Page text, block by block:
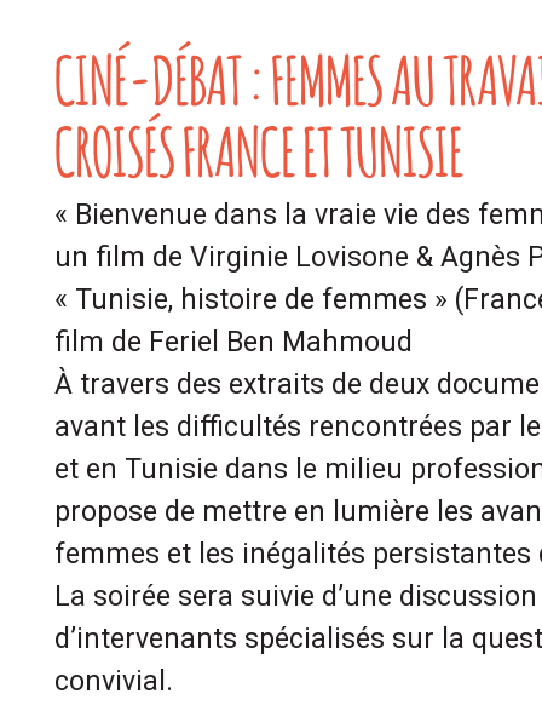
CINÉ-DÉBAT : FEMMES AU
CROISÉS FRANCE ET TUNISIE
« Bienvenue dans la vraie vie des
un film de Virginie Lovisone & Agnès
« Tunisie, histoire de femmes »
film de Feriel Ben Mahmoud
À travers des extraits de deux
avant les difficultés rencontrées par
et en Tunisie dans le milieu
propose de mettre en lumière les
femmes et les inégalités persistantes
La soirée sera suivie d’une
d’intervenants spécialisés sur la
convivial.